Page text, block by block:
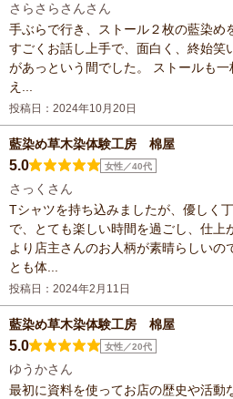
さらさらさんさん
手ぶらで行き、ストール２枚の藍染め
すごくお話し上手で、面白く、終始笑
があっという間でした。 ストールも
え...
投稿日：2024年10月20日
藍染め草木染体験工房 棉屋
5.0 女性／40代
さっくさん
Tシャツを持ち込みましたが、優しく
で、とても楽しい時間を過ごし、仕上
より店主さんのお人柄が素晴らしいの
とも体...
投稿日：2024年2月11日
藍染め草木染体験工房 棉屋
5.0 女性／20代
ゆうかさん
最初に資料を使ってお店の歴史や活動